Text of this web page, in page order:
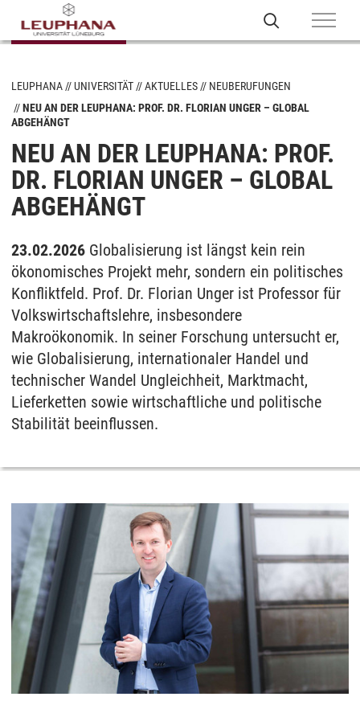
LEUPHANA UNIVERSITÄT AKTUELLES
NEUBERUFUNGEN
NEU AN DER LEUPHANA: PROF. DR. FLORIAN UNGER – GLOBAL
ABGEHÄNGT
NEU AN DER LEUPHANA: PROF.
DR. FLORIAN UNGER – GLOBAL
ABGEHÄNGT
23.02.2026 Globalisierung ist längst kein rein
ökonomisches Projekt mehr, sondern ein politisches
Konfliktfeld. Prof. Dr. Florian Unger ist Professor für
Volkswirtschaftslehre, insbesondere
Makroökonomik. In seiner Forschung untersucht er,
wie Globalisierung, internationaler Handel und
technischer Wandel Ungleichheit, Marktmacht,
Lieferketten sowie wirtschaftliche und politische
Stabilität beeinflussen.